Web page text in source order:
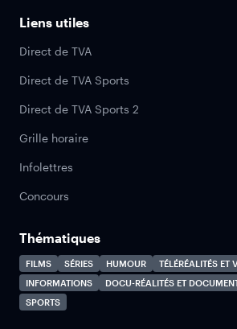
Liens utiles
Direct de TVA
Direct de TVA Sports
Direct de TVA Sports 2
Grille horaire
Infolettres
Concours
Thématiques
FILMS SÉRIES HUMOUR
TÉLÉRÉALITÉS ET
INFORMATIONS
DOCU-RÉALITÉS ET
SPORTS